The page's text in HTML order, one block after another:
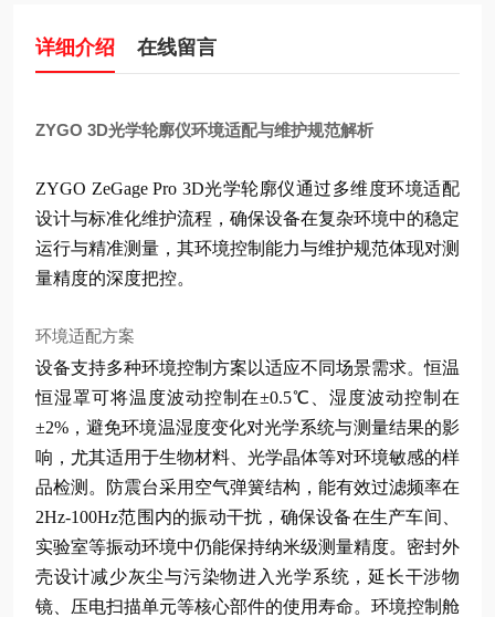
详细介绍 在线留言
ZYGO 3D光学轮廓仪环境适配与维护规范解析
ZYGO ZeGage Pro 3D光学轮廓仪通过多维度环境适配
设计与标准化维护流程，确保设备在复杂环境中的稳定
运行与精准测量，其环境控制能力与维护规范体现对测
量精度的深度把控。
环境适配方案
设备支持多种环境控制方案以适应不同场景需求。恒温
恒湿罩可将温度波动控制在±0.5℃、湿度波动控制在
±2%，避免环境温湿度变化对光学系统与测量结果的影
响，尤其适用于生物材料、光学晶体等对环境敏感的样
品检测。防震台采用空气弹簧结构，能有效过滤频率在
2Hz-100Hz范围内的振动干扰，确保设备在生产车间、
实验室等振动环境中仍能保持纳米级测量精度。密封外
壳设计减少灰尘与污染物进入光学系统，延长干涉物
镜、压电扫描单元等核心部件的使用寿命。环境控制舱